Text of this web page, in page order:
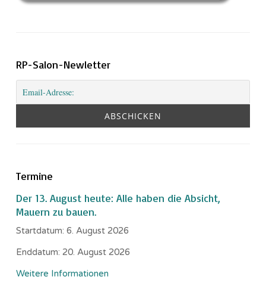
RP-Salon-Newletter
Termine
Der 13. August heute: Alle haben die Absicht,
Mauern zu bauen.
Startdatum: 6. August 2026
Enddatum: 20. August 2026
Weitere Informationen